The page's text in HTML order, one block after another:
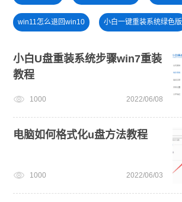
win11怎么退回win10 小白一键重装系统绿色版
电脑无法开机重装系统
新手如何重装电脑系统win7 windows11升级
windows11教程
小白U盘重装系统步骤win7重装
教程
1000 2022/06/08
电脑如何格式化u盘方法教程
1000 2022/06/03